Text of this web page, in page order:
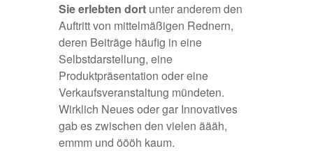
Sie erlebten dort unter anderem den
Auftritt von mittelmäßigen Rednern,
deren Beiträge häufig in eine
Selbstdarstellung, eine
Produktpräsentation oder eine
Verkaufsveranstaltung mündeten.
Wirklich Neues oder gar Innovatives
gab es zwischen den vielen äääh,
emmm und öööh kaum.